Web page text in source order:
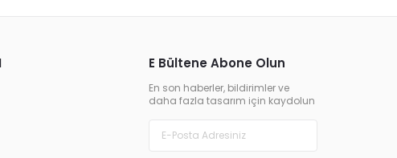
E Bültene Abone Olun
En son haberler, bildirimler ve
daha fazla tasarım için kaydolun